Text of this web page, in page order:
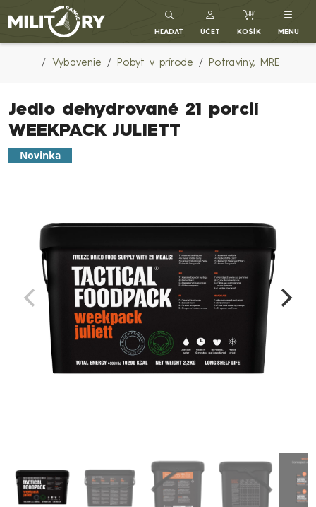
Army shop MILITARY RANGE SK
HĽADAŤ ÚČET KOŠÍK MENU
Vybavenie Pobyt v prírode Potraviny, MRE
Jedlo dehydrované 21 porcií
WEEKPACK JULIETT
Novinka